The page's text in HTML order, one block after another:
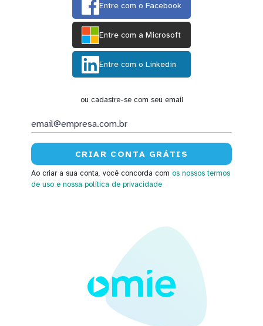
Entre com o Facebook
Entre com a Microsoft
Entre com o Linkedin
ou cadastre-se com seu email
Ao criar a sua conta, você concorda com os nossos termos
de uso e nossa política de privacidade